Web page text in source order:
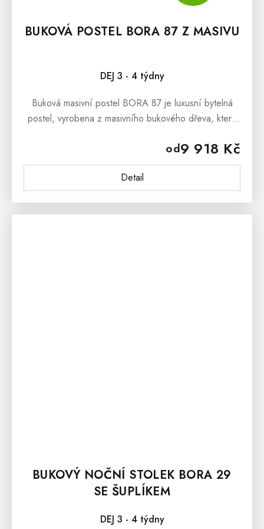
BUKOVÁ POSTEL BORA 87 Z MASIVU
DEJ 3 - 4 týdny
od9 918 Kč
Detail
Buková masivní postel BORA 87 je luxusní bytelná
postel, vyrobena z masivního bukového dřeva, která
provedenímBuková masivní...
BUKOVÝ NOČNÍ STOLEK BORA 29
SE ŠUPLÍKEM
DEJ 3 - 4 týdny